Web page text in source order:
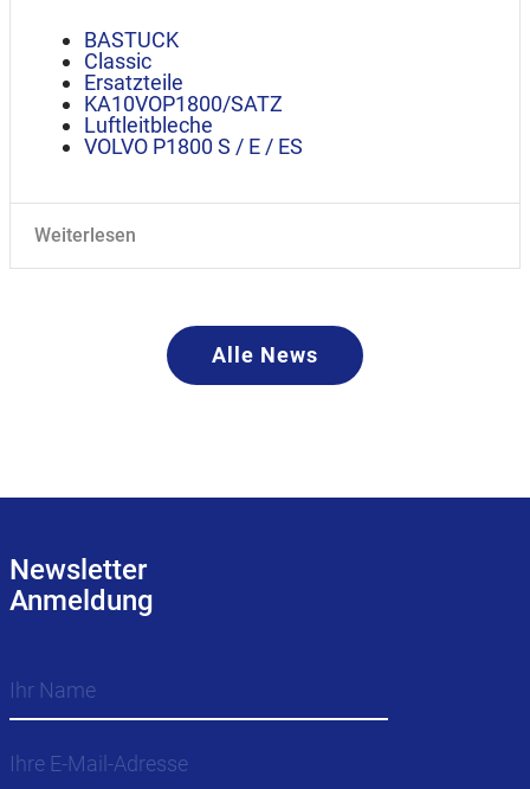
BASTUCK
Classic
Ersatzteile
KA10VOP1800/SATZ
Luftleitbleche
VOLVO P1800 S / E / ES
Weiterlesen
Alle News
Newsletter
Anmeldung